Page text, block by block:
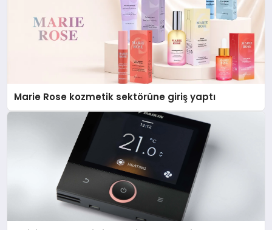
Marie Rose kozmetik sektörüne giriş yaptı